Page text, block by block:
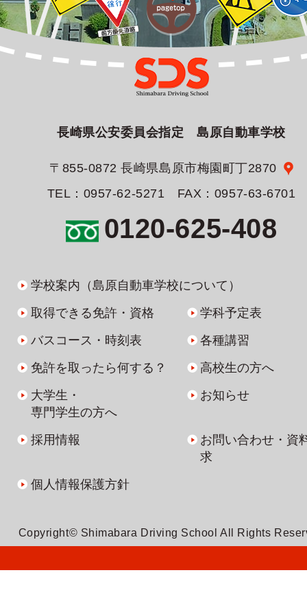
長崎県公安委員会指定 島原自動車学校
〒855-0872 長崎県島原市梅園町丁2870
TEL：0957-62-5271 FAX：0957-63-6701
0120-625-408
学校案内（島原自動車学校について）
取得できる免許・資格
学科予定表
バスコース・時刻表
各種講習
免許を取ったら何する？
高校生の方へ
大学生・
専門学生の方へ
お知らせ
採用情報
お問い合わせ・資
求
個人情報保護方針
Copyright© Shimabara Driving School All Rights